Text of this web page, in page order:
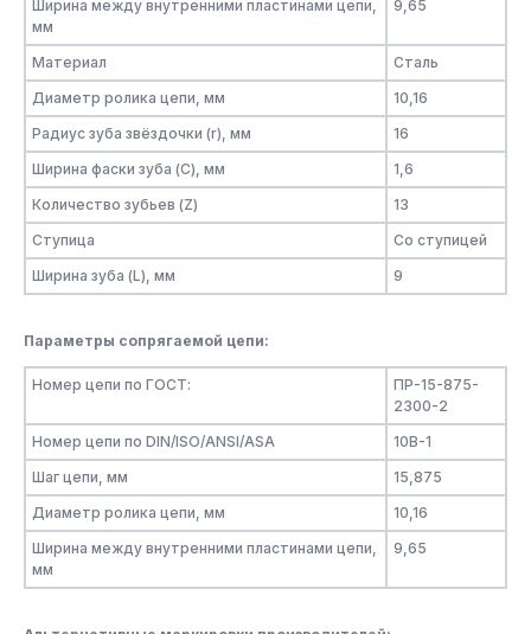
Ширина между внутренними пластинами цепи,
мм
9,65
Материал
Сталь
Диаметр ролика цепи, мм
10,16
Радиус зуба звёздочки (r), мм
16
Ширина фаски зуба (C), мм
1,6
Количество зубьев (Z)
13
Ступица
Со ступицей
Ширина зуба (L), мм
9
Параметры сопрягаемой цепи:
Номер цепи по ГОСТ:
ПР-15-875-
2300-2
Номер цепи по DIN/ISO/ANSI/ASA
10B-1
Шаг цепи, мм
15,875
Диаметр ролика цепи, мм
10,16
Ширина между внутренними пластинами цепи,
мм
9,65